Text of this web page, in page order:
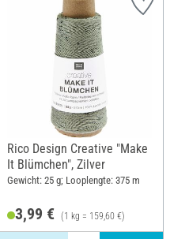
Rico Design Creative "Make
It Blümchen", Zilver
Gewicht: 25 g; Looplengte: 375 m
3,99 € (1 kg = 159,60 €)